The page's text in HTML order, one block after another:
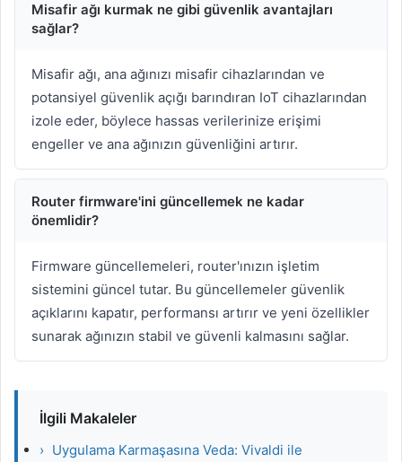
Misafir ağı kurmak ne gibi güvenlik avantajları
sağlar?
Misafir ağı, ana ağınızı misafir cihazlarından ve
potansiyel güvenlik açığı barındıran IoT cihazlarından
izole eder, böylece hassas verilerinize erişimi
engeller ve ana ağınızın güvenliğini artırır.
Router firmware'ini güncellemek ne kadar
önemlidir?
Firmware güncellemeleri, router'ınızın işletim
sistemini güncel tutar. Bu güncellemeler güvenlik
açıklarını kapatır, performansı artırır ve yeni özellikler
sunarak ağınızın stabil ve güvenli kalmasını sağlar.
İlgili Makaleler
› Uygulama Karmaşasına Veda: Vivaldi ile